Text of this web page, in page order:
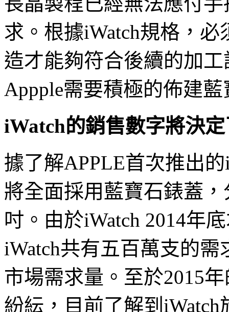
求。根據iWatch規格，
造才能夠符合後續的加
Appple需要積極的佈建
iWatch的銷售數字將決
據了解APPLE首次推出
將全面採用藍寶石錶蓋
吋。由於iWatch 2014年
iWatch共有五百萬支的
市場需求量。至於2015
紛紜，目前了解到